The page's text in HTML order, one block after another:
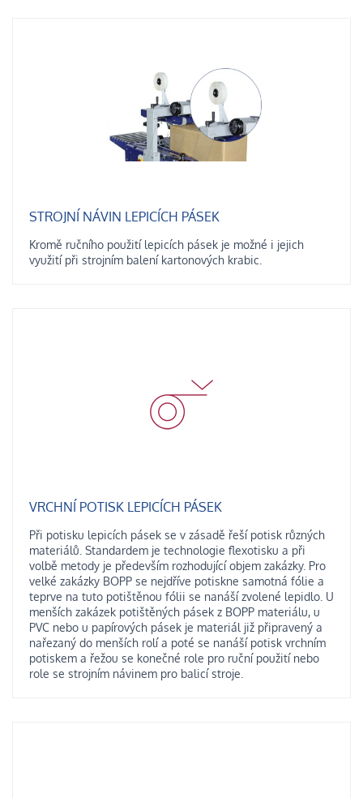
STROJNÍ NÁVIN LEPICÍCH PÁSEK
Kromě ručního použití lepicích pásek je možné i jejich
využití při strojním balení kartonových krabic.
VRCHNÍ POTISK LEPICÍCH PÁSEK
Při potisku lepicích pásek se v zásadě řeší potisk různých
materiálů. Standardem je technologie flexotisku a při
volbě metody je především rozhodující objem zakázky. Pro
velké zakázky BOPP se nejdříve potiskne samotná fólie a
teprve na tuto potištěnou fólii se nanáší zvolené lepidlo. U
menších zakázek potištěných pásek z BOPP materiálu, u
PVC nebo u papírových pásek je materiál již připravený a
nařezaný do menších rolí a poté se nanáší potisk vrchním
potiskem a řežou se konečné role pro ruční použití nebo
role se strojním návinem pro balicí stroje.